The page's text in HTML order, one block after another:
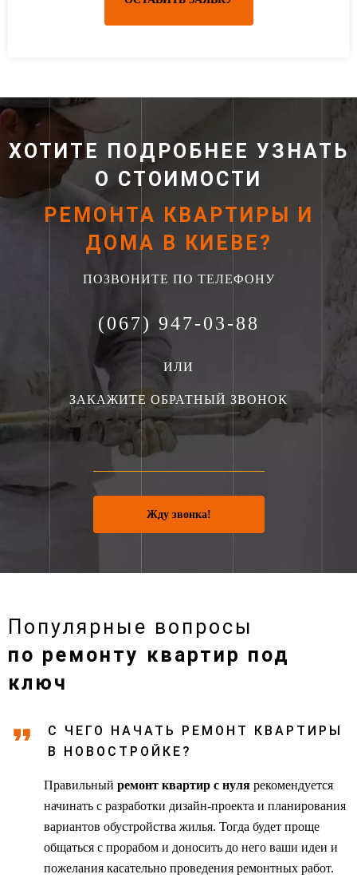
ХОТИТЕ ПОДРОБНЕЕ УЗНАТЬ
О СТОИМОСТИ
РЕМОНТА КВАРТИРЫ И
ДОМА В КИЕВЕ?
ПОЗВОНИТЕ ПО ТЕЛЕФОНУ
(067) 947-03-88
ИЛИ
ЗАКАЖИТЕ ОБРАТНЫЙ ЗВОНОК
Жду звонка!
Популярные вопросы
по ремонту квартир под
ключ
С ЧЕГО НАЧАТЬ РЕМОНТ КВАРТИРЫ
В НОВОСТРОЙКЕ?
Правильный ремонт квартир с нуля рекомендуется
начинать с разработки дизайн-проекта и планирования
вариантов обустройства жилья. Тогда будет проще
общаться с прорабом и доносить до него ваши идеи и
пожелания касательно проведения ремонтных работ.